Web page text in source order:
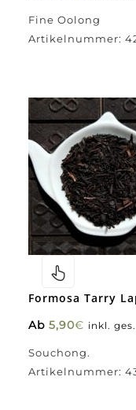
Fine Oolong
Artikelnummer:
Formosa Tarry
Ab 5,90€ inkl.
Souchong.
Artikelnummer: